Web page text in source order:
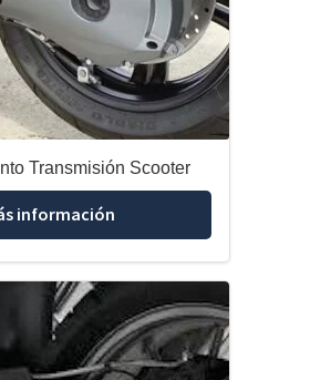
Transmisión Scooter
información